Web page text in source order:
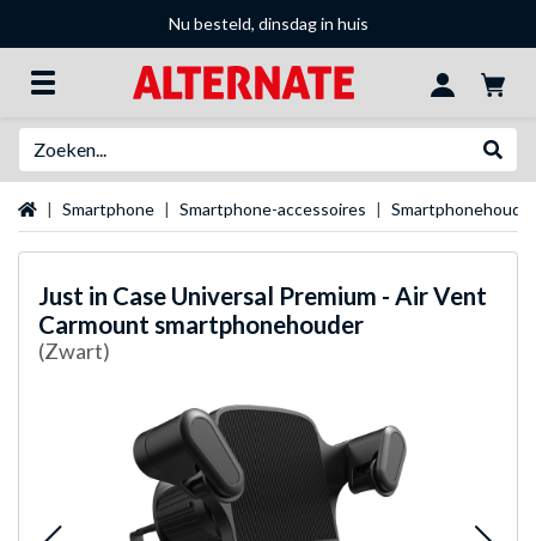
Nu besteld, dinsdag in huis
StartpaginaSmartphone Smartphone-accessoires
Just in Case Universal Premium - Air Vent
Carmount smartphonehouder
(Zwart)